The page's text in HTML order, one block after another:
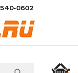
540-0602